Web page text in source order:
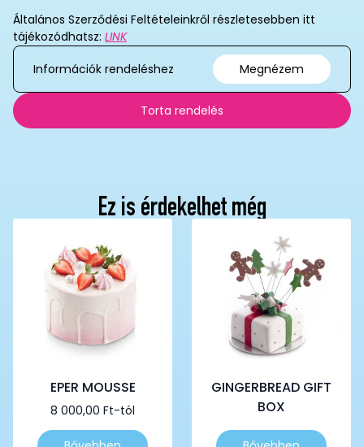
Általános Szerződési Feltételeinkről részletesebben itt
tájékozódhatsz: LINK
Információk rendeléshez
Megnézem
Torta rendelés
Ez is érdekelhet még
EPER MOUSSE
8 000,00 Ft-tól
Ennek
GINGERBREAD GIFT
BOX
Ennek